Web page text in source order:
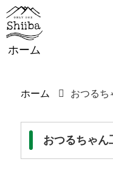
ホーム
ホーム おつるち
おつるちゃん